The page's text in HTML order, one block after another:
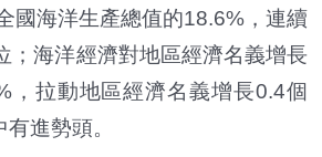
國海洋生產總值的18.6%，連續
；海洋經濟對地區經濟名義增長
，拉動地區經濟名義增長0.4個
進勢頭。